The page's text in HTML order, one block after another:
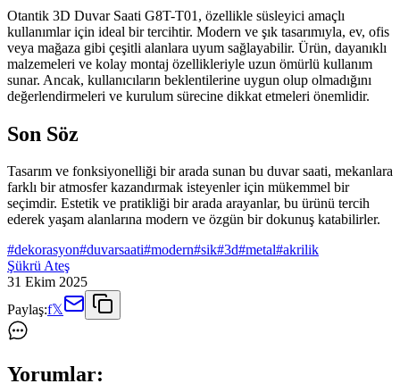
Otantik 3D Duvar Saati G8T-T01, özellikle süsleyici amaçlı
kullanımlar için ideal bir tercihtir. Modern ve şık tasarımıyla, ev, ofis
veya mağaza gibi çeşitli alanlara uyum sağlayabilir. Ürün, dayanıklı
malzemeleri ve kolay montaj özellikleriyle uzun ömürlü kullanım
sunar. Ancak, kullanıcıların beklentilerine uygun olup olmadığını
değerlendirmeleri ve kurulum sürecine dikkat etmeleri önemlidir.
Son Söz
Tasarım ve fonksiyonelliği bir arada sunan bu duvar saati, mekanlara
farklı bir atmosfer kazandırmak isteyenler için mükemmel bir
seçimdir. Estetik ve pratikliği bir arada arayanlar, bu ürünü tercih
ederek yaşam alanlarına modern ve özgün bir dokunuş katabilirler.
#dekorasyon#duvarsaati#modern#sik#3d#metal#akrilik
Şükrü Ateş
31 Ekim 2025
Paylaş:f𝕏
Yorumlar: